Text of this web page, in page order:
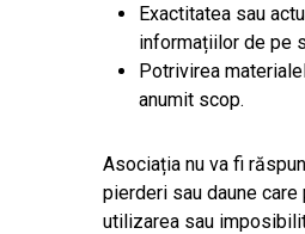
Exactitatea sau
informațiilor de pe
Potrivirea
anumit scop.
Asociația nu va fi
pierderi sau daune care
utilizarea sau